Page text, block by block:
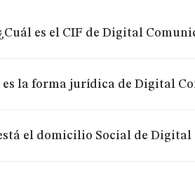
es el CIF de Digital
es la forma jurídica de Digital
el domicilio Social de